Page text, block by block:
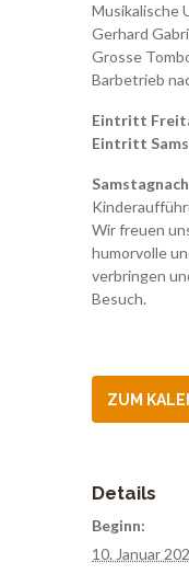
Musikalische
Gerhard
Grosse
Barbetrieb
Eintritt
Eintritt
Wir freuen
humorvolle
verbringen
Besuch.
ZUM
Details
Beginn:
10. Januar